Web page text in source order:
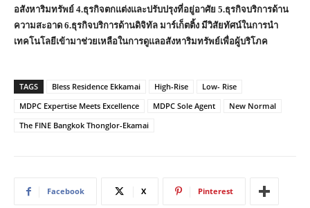
อสังหาริมทรัพย์ 4.ธุรกิจตกแต่งและปรับปรุงที่อยู่อาศัย 5.ธุรกิจบริการด้าน
ความสะอาด 6.ธุรกิจบริการด้านดิจิทัล มาร์เก็ตติ้ง มีวิสัยทัศน์ในการนำ
เทคโนโลยีเข้ามาช่วยเหลือในการดูแลอสังหาริมทรัพย์เพื่อผู้บริโภค
TAGS Bless Residence Ekkamai High-Rise
Low- Rise
MDPC Expertise Meets Excellence
MDPC Sole Agent
New Normal
The FINE Bangkok Thonglor-Ekamai
Facebook X Pinterest